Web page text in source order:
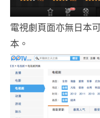
電視劇頁面亦無日本
本。